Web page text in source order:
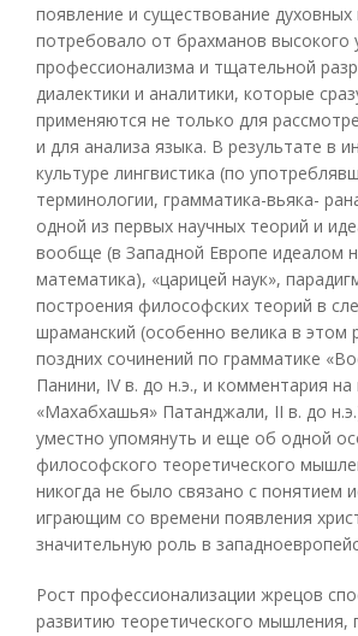
появление и существование духовных
потребовало от брахманов высокого
профессионализма и тщательной
диалектики и аналитики, которые
применяются не только для
и для анализа языка. В результате в
культуре лингвистика (по
терминологии, грамматика-вьяка-
одной из первых научных теорий и
вообще (в Западной Европе идеалом
математика), «царицей наук»,
построения философских теорий в
шраманский (особенно велика в этом
поздних сочинений по грамматике
Панини, IV в. до н.э., и комментария
«Махабхашья» Патанджали, II в. до
уместно упомянуть и еще об одной
философского теоретического
никогда не было связано с понятием
играющим со времени появления
значительную роль в
Рост профессионализации жрецов
развитию теоретического